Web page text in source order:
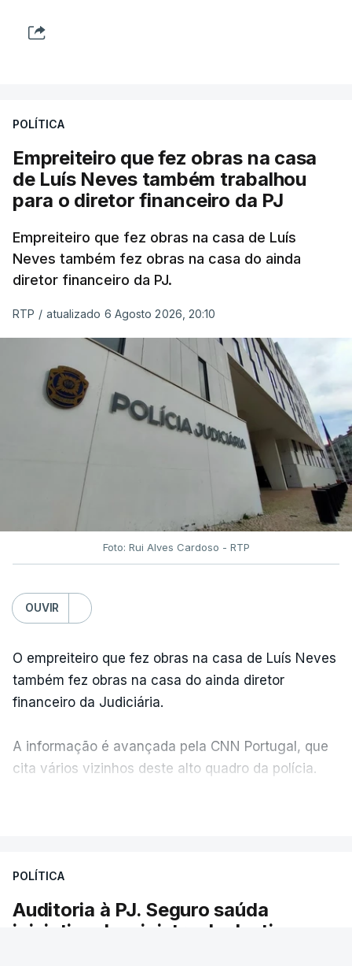
POLÍTICA
Empreiteiro que fez obras na casa
de Luís Neves também trabalhou
para o diretor financeiro da PJ
Empreiteiro que fez obras na casa de Luís
Neves também fez obras na casa do ainda
diretor financeiro da PJ.
RTP / atualizado 6 Agosto 2026, 20:10
Foto: Rui Alves Cardoso - RTP
OUVIR
O empreiteiro que fez obras na casa de Luís Neves
também fez obras na casa do ainda diretor
financeiro da Judiciária.
A informação é avançada pela CNN Portugal, que
cita vários vizinhos deste alto quadro da polícia.
apreendido numa operação de droga.
POLÍTICA
Auditoria à PJ. Seguro saúda
iniciativa da ministra da Justiça